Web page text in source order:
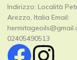
Indirizzo: Località
Arezzo, Italia Email:
02405490513